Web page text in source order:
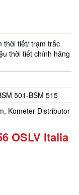
thời tiết/ trạm trắc
thời tiết chính hãng
501-BSM 515
Kometer Distributor
OSLV Italia